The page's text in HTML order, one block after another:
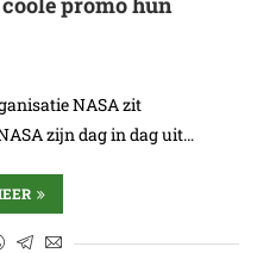
NASA zit
zijn dag in dag uit…